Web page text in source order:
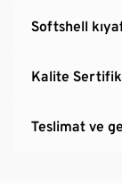
Softshell
Kalite
Teslimat ve